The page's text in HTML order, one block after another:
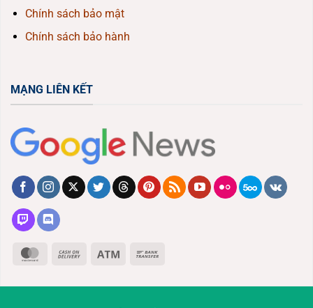
Chính sách bảo mật
Chính sách bảo hành
MẠNG LIÊN KẾT
MasterCard
Cash
Delivery
Atm